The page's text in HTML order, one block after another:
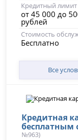
Кредитный лимит
от 45 000 до
рублей
Стоимость
Бесплатно
Все
Кредитная
бесплатным
№963)